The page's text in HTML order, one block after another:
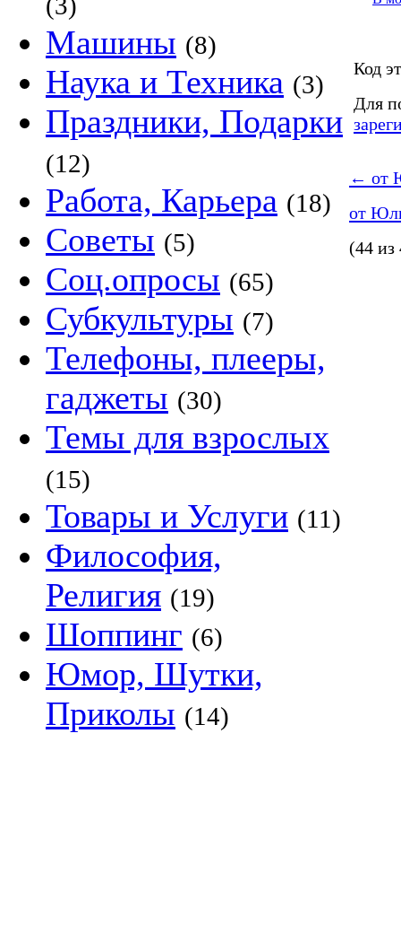
Машины (8)
Наука и Техника (3)
Праздники, Подарки
(12)
Работа, Карьера (18)
Советы (5)
Соц.опросы (65)
Субкультуры (7)
Телефоны, плееры,
гаджеты (30)
Темы для взрослых
(15)
Товары и Услуги (11)
Философия,
Религия (19)
Шоппинг (6)
Юмор, Шутки,
Приколы (14)
Код
Для
← от
от
(44 из